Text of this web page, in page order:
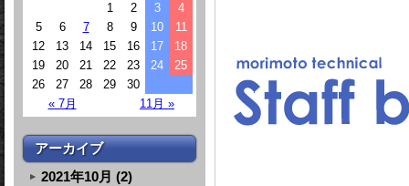
« 7月 11月 »
1 2 3
4
5
6 7 8 9 10
11
12
13 14 15 16 17
18
19
20 21 22 23 24
25
26
27 28 29 30
アーカイブ
2021年10月 (2)